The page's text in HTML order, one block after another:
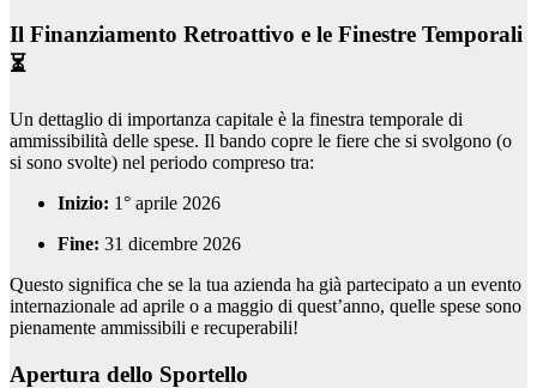
Il Finanziamento Retroattivo e le Finestre Temporali
⏳
Un dettaglio di importanza capitale è la finestra temporale di
ammissibilità delle spese. Il bando copre le fiere che si svolgono (o
si sono svolte) nel periodo compreso tra:
Inizio: 1° aprile 2026
Fine: 31 dicembre 2026
Questo significa che se la tua azienda ha già partecipato a un evento
internazionale ad aprile o a maggio di quest’anno, quelle spese sono
pienamente ammissibili e recuperabili!
Apertura dello Sportello